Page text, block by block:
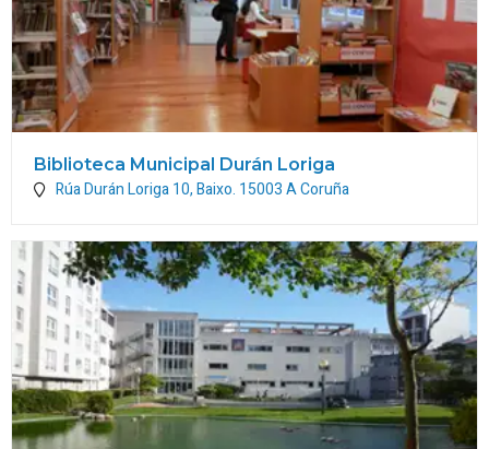
Biblioteca Municipal Durán Loriga
Rúa Durán Loriga 10, Baixo. 15003A Coruña